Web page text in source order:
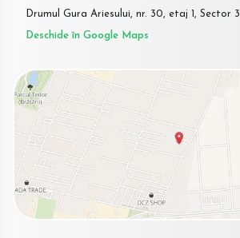
Drumul Gura Ariesului, nr. 30, etaj 1, Sector 3
Deschide în Google Maps